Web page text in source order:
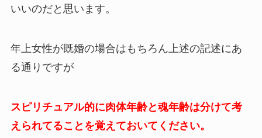
いいのだと思います。
年上女性が既婚の場合はもちろん上述の記述にあ
る通りですが
スピリチュアル的に肉体年齢と魂年齢は分けて考
えられてることを覚えておいてください。